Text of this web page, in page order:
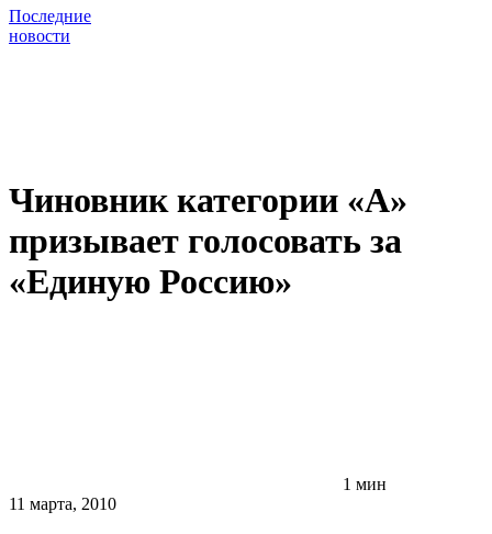
Последние
новости
Чиновник категории «А»
призывает голосовать за
«Единую Россию»
1 мин
11 марта, 2010